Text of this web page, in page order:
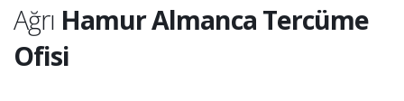
Ağrı Hamur Almanca Tercüme
Ofisi